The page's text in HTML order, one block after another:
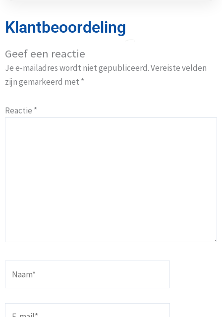
Klantbeoordeling
Geef een reactie
Je e-mailadres wordt niet gepubliceerd.Vereiste velden
zijn gemarkeerd met *
Reactie *